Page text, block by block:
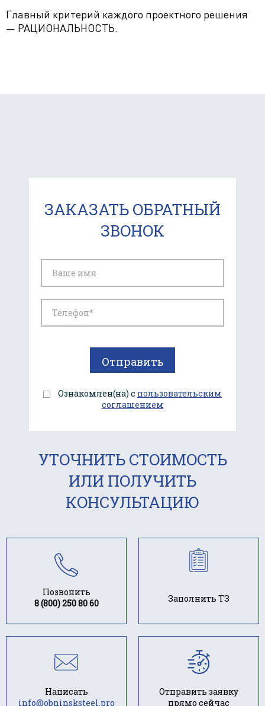
Главный критерий каждого проектного решения
— РАЦИОНАЛЬНОСТЬ.
ЗАКАЗАТЬ ОБРАТНЫЙ
ЗВОНОК
Ознакомлен(на) с пользовательским
соглашением
УТОЧНИТЬ СТОИМОСТЬ
ИЛИ ПОЛУЧИТЬ
КОНСУЛЬТАЦИЮ
Позвонить
8 (800) 250 80 60
Заполнить ТЗ
Написать
info@obninsksteel.pro
Отправить заявку
прямо сейчас